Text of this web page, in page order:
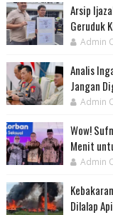
Arsip
Geruduk
Admin
Analis
Jangan
Admin
Wow!
Menit
Admin
Dilalap Api